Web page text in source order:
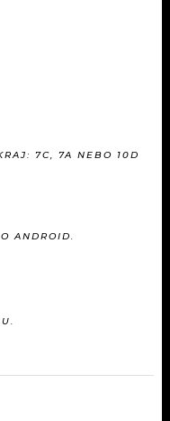
7C, 7A NEBO 10D
ANDROID.